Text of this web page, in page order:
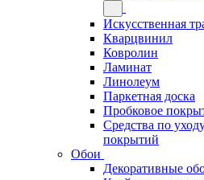
Искусственная
Кварцвинил
Ковролин
Ламинат
Линолеум
Паркетная доска
Пробковое
Средства по
покрытий
Обои
Декоративные